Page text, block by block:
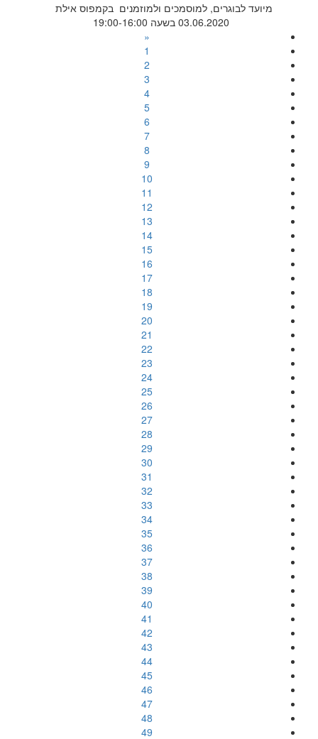
מיועד לבוגרים, למוסמכים ולמוזמנים בקמפוס אילת
03.06.2020 בשעה 19:00-16:00
«
1
2
3
4
5
6
7
8
9
10
11
12
13
14
15
16
17
18
19
20
21
22
23
24
25
26
27
28
29
30
31
32
33
34
35
36
37
38
39
40
41
42
43
44
45
46
47
48
49